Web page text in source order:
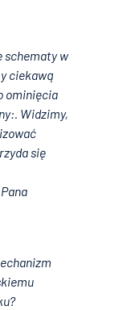
schematy w
ciekawą
ominięcia
Widzimy,
się